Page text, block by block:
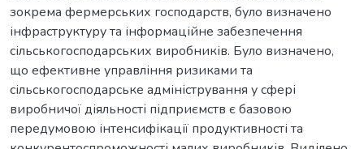
зокрема фермерських господарств, було визначено
інфраструктуру та інформаційне забезпечення
сільськогосподарських виробників. Було визначено,
що ефективне управління ризиками та
сільськогосподарське адміністрування у сфері
виробничої діяльності підприємств є базовою
передумовою інтенсифікації продуктивності та